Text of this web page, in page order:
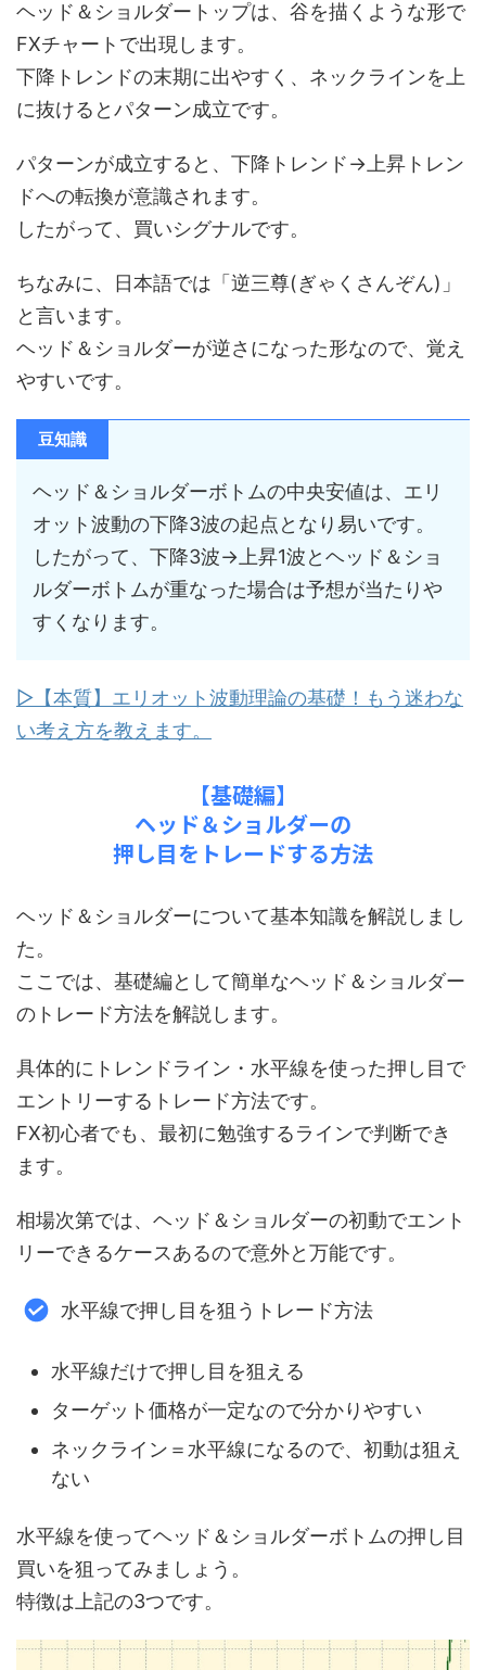
ヘッド＆ショルダートップは、谷を描くような形で
FXチャートで出現します。
下降トレンドの末期に出やすく、ネックラインを上
に抜けるとパターン成立です。
パターンが成立すると、下降トレンド→上昇トレン
ドへの転換が意識されます。
したがって、買いシグナルです。
ちなみに、日本語では「逆三尊(ぎゃくさんぞん)」
と言います。
ヘッド＆ショルダーが逆さになった形なので、覚え
やすいです。
豆知識
ヘッド＆ショルダーボトムの中央安値は、エリ
オット波動の下降3波の起点となり易いです。
したがって、下降3波→上昇1波とヘッド＆ショ
ルダーボトムが重なった場合は予想が当たりや
すくなります。
▷【本質】エリオット波動理論の基礎！もう迷わな
い考え方を教えます。
【基礎編】
ヘッド＆ショルダーの
押し目をトレードする方法
ヘッド＆ショルダーについて基本知識を解説しまし
た。
ここでは、基礎編として簡単なヘッド＆ショルダー
のトレード方法を解説します。
具体的にトレンドライン・水平線を使った押し目で
エントリーするトレード方法です。
FX初心者でも、最初に勉強するラインで判断でき
ます。
相場次第では、ヘッド＆ショルダーの初動でエント
リーできるケースあるので意外と万能です。
水平線で押し目を狙うトレード方法
水平線だけで押し目を狙える
ターゲット価格が一定なので分かりやすい
ネックライン＝水平線になるので、初動は狙え
ない
水平線を使ってヘッド＆ショルダーボトムの押し目
買いを狙ってみましょう。
特徴は上記の3つです。